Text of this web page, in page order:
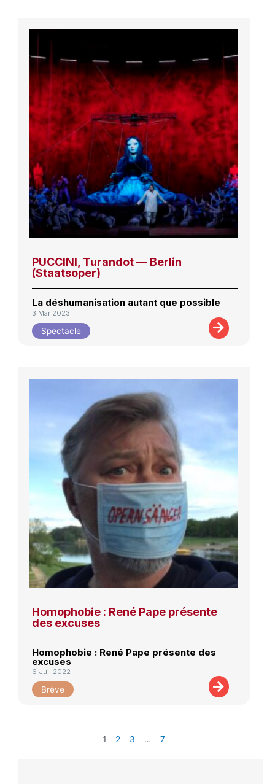
PUCCINI, Turandot — Berlin
(Staatsoper)
La déshumanisation autant que possible
3 Mar 2023
Spectacle
Homophobie : René Pape présente
des excuses
Homophobie : René Pape présente des
excuses
6 Juil 2022
Brève
1 2 3 … 7